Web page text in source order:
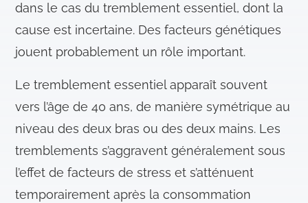
dans le cas du tremblement essentiel, dont la
cause est incertaine. Des facteurs génétiques
jouent probablement un rôle important.
Le tremblement essentiel apparaît souvent
vers l’âge de 40 ans, de manière symétrique au
niveau des deux bras ou des deux mains. Les
tremblements s’aggravent généralement sous
l’effet de facteurs de stress et s’atténuent
temporairement après la consommation